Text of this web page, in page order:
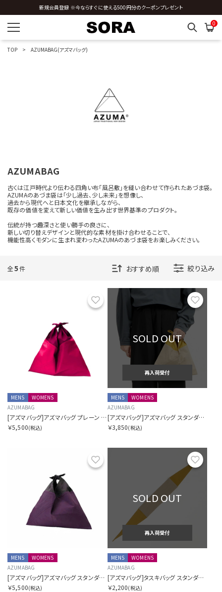
円
商品ステータスを指定する
表示順を指定する
カラー展開を指定する
1色
全色
商品表示を指定する
新規会員登録 ※今ならすぐに使える500円分のクーポンプレゼント
0
TOP AZUMABAG(アズマバッグ)
AZUMABAG
古くは江戸時代より伝わる四角い布「風呂敷」を縫い合わせて作られたあづま袋。
AZUMAのあづま袋は「少し過去、少し未来」を想像し、
過去から現代へと日本文化を継承しながら、
既存の価値を変えて新しい価値を生み出す世界基準のプロダクト。
伝統が持つ趣深さと使い勝手の良さに、
新しい切り替えデザインと現代的な素材を掛け合わせることで、
機能性高くモダンに生まれ変わったAZUMAのあづま袋をお楽しみください。
全5件 絞り込み
お気に入り
MENS
WOMENS
AZUMABAG
[アズマバッグ]アズマバッグ プレーン スモール
￥5,500(税込)
SOLD OUT
再入荷受付
MENS
WOMENS
AZUMABAG
[アズマバッグ]アズマバッグ スタンダード ミニ
￥3,850(税込)
お気に入り
MENS
WOMENS
AZUMABAG
[アズマバッグ]アズマバッグ スタンダード スモール
￥5,500(税込)
SOLD OUT
再入荷受付
MENS
WOMENS
AZUMABAG
[アズマバッグ]タスキバッグ スタンダード
￥2,200(税込)